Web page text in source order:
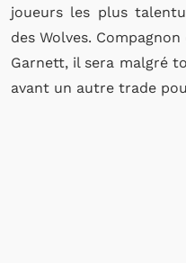
joueurs les plus
des Wolves.
Garnett, il sera malgré
avant un autre trade